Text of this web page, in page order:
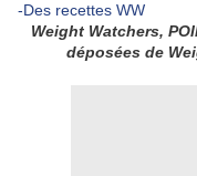
-Des recettes WW
Weight Watchers,
déposées de